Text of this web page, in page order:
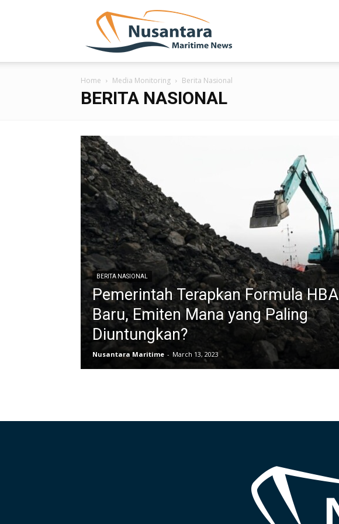
Home Media Monitoring Berita Nasional
BERITA NASIONAL
BERITA NASIONAL
Pemerintah Terapkan Formula HBA
Baru, Emiten Mana yang Paling
Diuntungkan?
Nusantara Maritime - March 13, 2023